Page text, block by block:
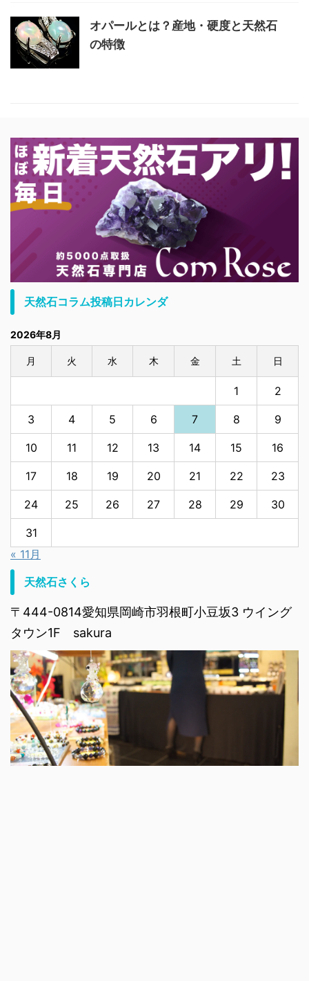
オパールとは？産地・硬度と天然石
の特徴
天然石コラム投稿日カレンダ
2026年8月
月 火 水 木 金 土 日
1 2
3 4 5 6 7 8 9
10 11 12 13 14 15 16
17 18 19 20 21 22 23
24 25 26 27 28 29 30
31
« 11月
天然石さくら
〒444-0814愛知県岡崎市羽根町小豆坂3 ウイング
タウン1F sakura